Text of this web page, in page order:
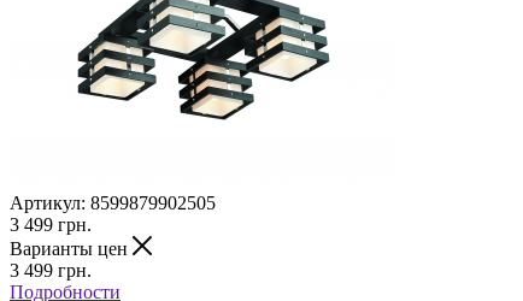
Артикул: 8599879902505
3 499 грн.
Варианты цен
3 499 грн.
Подробности